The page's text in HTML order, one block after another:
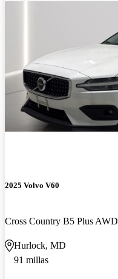
2025 Volvo V60
Cross Country B5 Plus AWD
Hurlock, MD
91 millas